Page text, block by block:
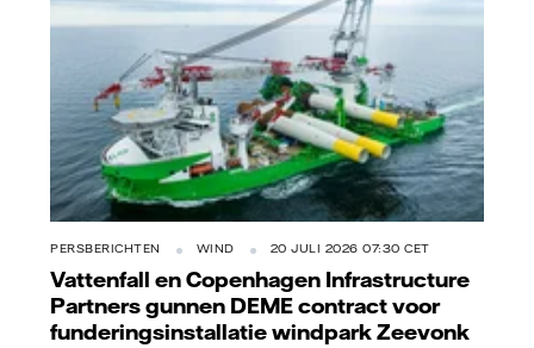
PERSBERICHTEN WIND 20 JULI 2026 07:30 CET
Vattenfall en Copenhagen Infrastructure
Partners gunnen DEME contract voor
funderingsinstallatie windpark Zeevonk